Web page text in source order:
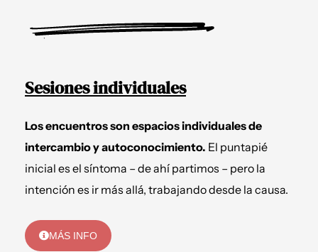
Sesiones individuales
Los encuentros son espacios individuales de
intercambio y autoconocimiento. El puntapié
inicial es el síntoma – de ahí partimos – pero la
intención es ir más allá, trabajando desde la causa.
MÁS INFO